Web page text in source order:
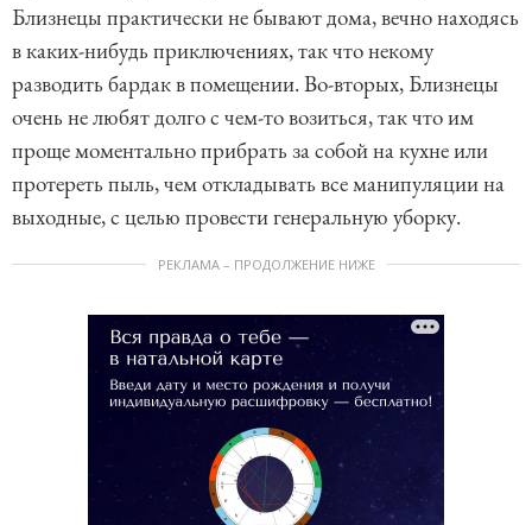
Близнецы практически не бывают дома, вечно находясь
в каких-нибудь приключениях, так что некому
разводить бардак в помещении. Во-вторых, Близнецы
очень не любят долго с чем-то возиться, так что им
проще моментально прибрать за собой на кухне или
протереть пыль, чем откладывать все манипуляции на
выходные, с целью провести генеральную уборку.
РЕКЛАМА – ПРОДОЛЖЕНИЕ НИЖЕ